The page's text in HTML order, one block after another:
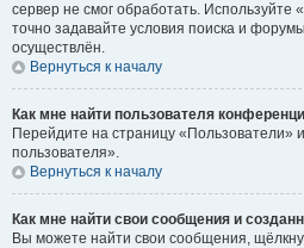
сервер не смог обработать.
точно задавайте условия поиска и
осуществлён.
Вернуться к началу
Как мне найти пользователя
Перейдите на страницу «Пользователи»
пользователя».
Вернуться к началу
Как мне найти свои сообщения и
Вы можете найти свои сообщения,